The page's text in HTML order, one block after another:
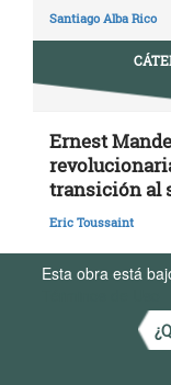
Santiago Alba Rico
Ernest
transición al
Eric Toussaint
Esta obra está